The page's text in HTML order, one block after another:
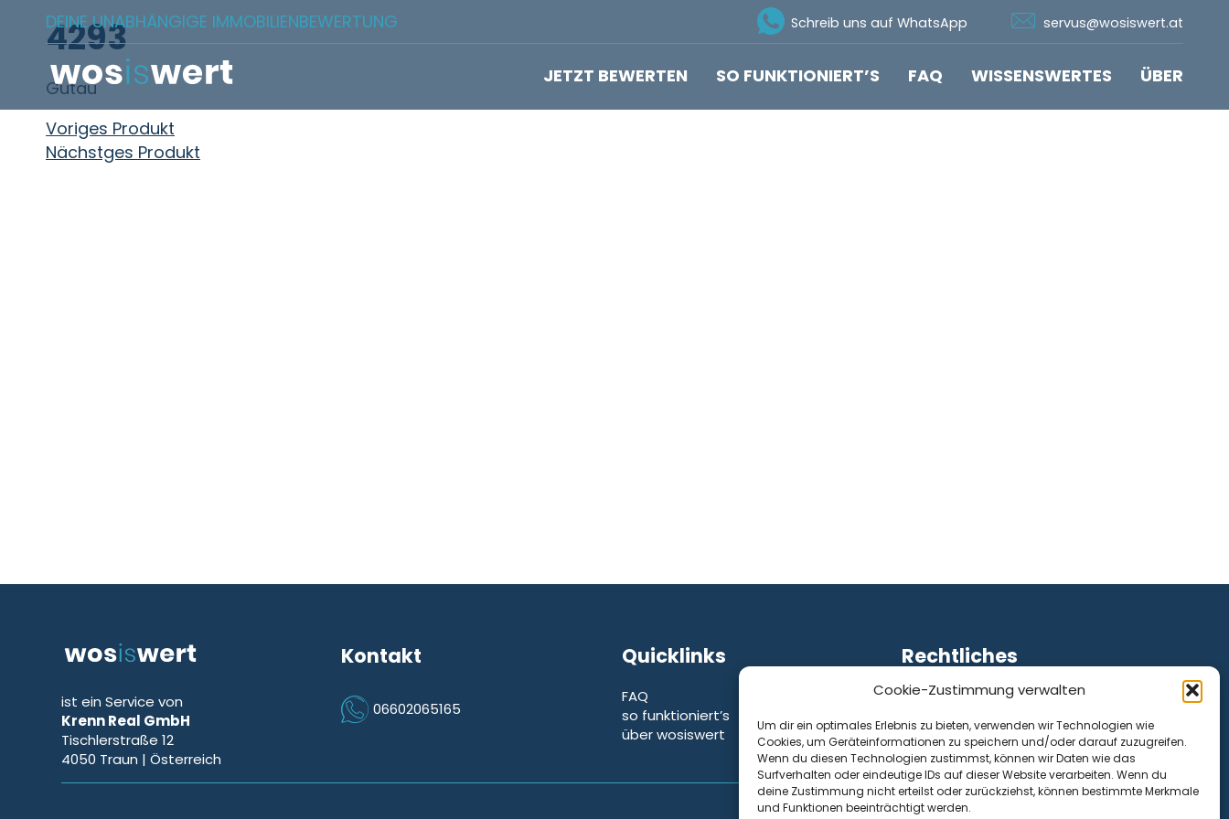
Cookie-Zustimmung verwalten
Um dir ein optimales Erlebnis zu bieten, verwenden wir Technologien wie
Cookies, um Geräteinformationen zu speichern und/oder darauf zuzugreifen.
Wenn du diesen Technologien zustimmst, können wir Daten wie das
Surfverhalten oder eindeutige IDs auf dieser Website verarbeiten. Wenn du
deine Zustimmung nicht erteilst oder zurückziehst, können bestimmte Merkmale
und Funktionen beeinträchtigt werden.
Zum Inhalt springen
DEINE UNABHÄNGIGE IMMOBILIENBEWERTUNG
Schreib uns auf WhatsApp
servus@wosiswert.at
JETZT BEWERTEN SO FUNKTIONIERT’S FAQ WISSENSWERTES ÜBER
4293
Gutau
Beitragsnavigation
Voriges Produkt
Nächstges Produkt
ist ein Service von
Krenn Real GmbH
Tischlerstraße 12
4050 Traun | Österreich
Kontakt
Icon Phone
06602065165
Quicklinks
FAQ
so funktioniert’s
über wosiswert
Rechtliches
Impressum
Cookie-Richtlinie (EU)